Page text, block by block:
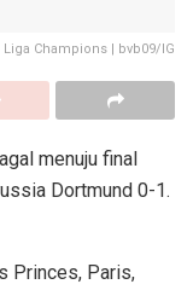
Champions | bvb09/IG
menuju final
Dortmund 0-1.
Princes, Paris,